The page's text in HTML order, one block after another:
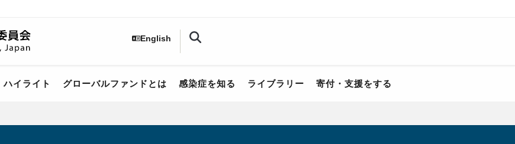
English
ハイライト​ グローバルファンドとは 感染症を知る ライブラリー 寄付・支援をする